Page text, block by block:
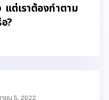
แต่เราต้องทำตาม
?
ยน 5, 2022